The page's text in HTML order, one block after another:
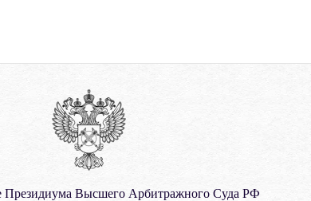
Президиума Высшего Арбитражного Суда РФ